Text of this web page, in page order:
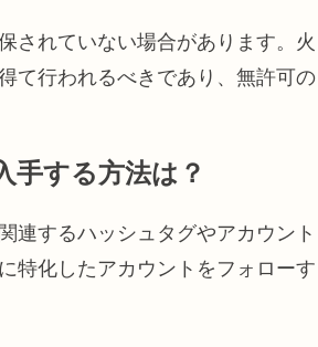
されていない場合があります。火
て行われるべきであり、無許可の
手する方法は？
連するハッシュタグやアカウント
特化したアカウントをフォローす